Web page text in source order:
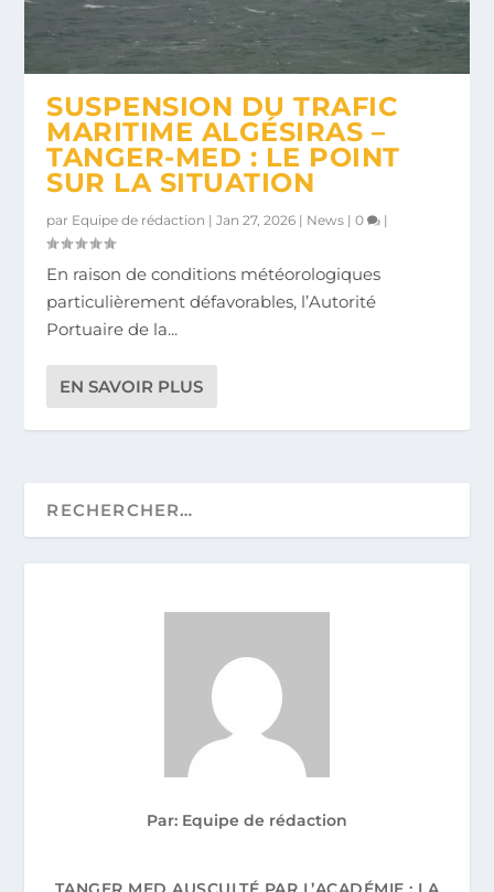
SUSPENSION DU TRAFIC
MARITIME ALGÉSIRAS –
TANGER-MED : LE POINT
SUR LA SITUATION
par Equipe de rédaction |Jan 27, 2026 | News |0 |
En raison de conditions météorologiques
particulièrement défavorables, l’Autorité
Portuaire de la...
EN SAVOIR PLUS
Par: Equipe de rédaction